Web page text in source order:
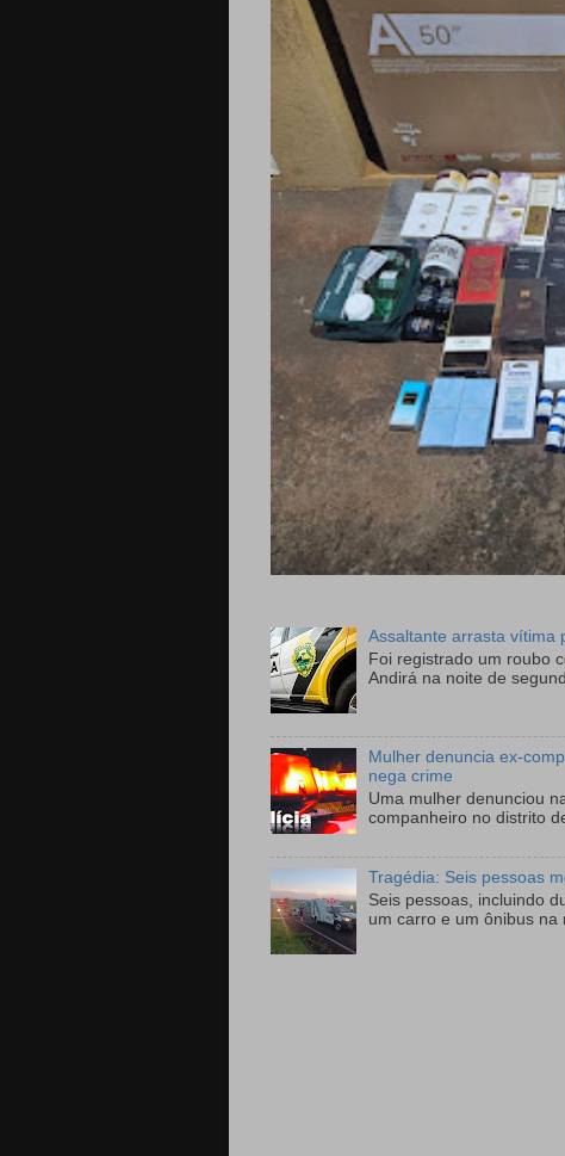
Assaltante arrasta vítima
Foi registrado um roubo
Andirá na noite de
Mulher denuncia ex-
nega crime
Uma mulher denunciou
companheiro no distrito
Tragédia: Seis pessoas
Seis pessoas, incluindo
um carro e um ônibus na